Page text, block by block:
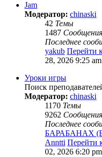
Jam
Модератор: chinaski
42 Темы
1487 Сообщения
Последнее
yakub Перейти
28, 2026 9:25 am
Уроки игры
Поиск
Модератор: chinaski
1170 Темы
9262 Сообщения
Последнее
БАРАБАНАХ
Anntti Перейти
02, 2026 6:20 pm